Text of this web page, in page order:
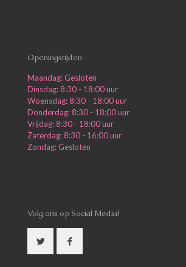
Openingstijden
Maandag: Gesloten
Dinsdag: 8:30 - 18:00 uur
Woensdag: 8:30 - 18:00 uur
Donderdag: 8:30 - 18:00 uur
Vrijdag: 8:30 - 18:00 uur
Zaterdag: 8:30 - 16:00 uur
Zondag: Gesloten
Volg ons op Social Media!